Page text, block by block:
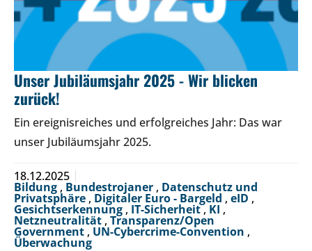
Unser Jubiläumsjahr 2025 - Wir blicken
zurück!
Ein ereignisreiches und erfolgreiches Jahr: Das war
unser Jubiläumsjahr 2025.
18.12.2025
Bildung , Bundestrojaner , Datenschutz und
Privatsphäre , Digitaler Euro - Bargeld , eID ,
Gesichtserkennung , IT-Sicherheit, KI ,
Netzneutralität , Transparenz/Open
Government , UN-Cybercrime-Convention ,
Überwachung